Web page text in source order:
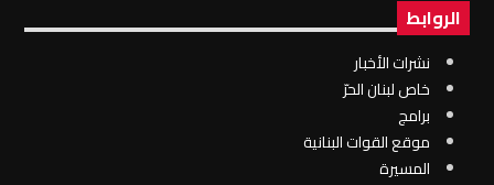
الروابط
نشرات الأخبار
خاص لبنان الحرّ
برامج
موقع القوات البنانية
المسيرة